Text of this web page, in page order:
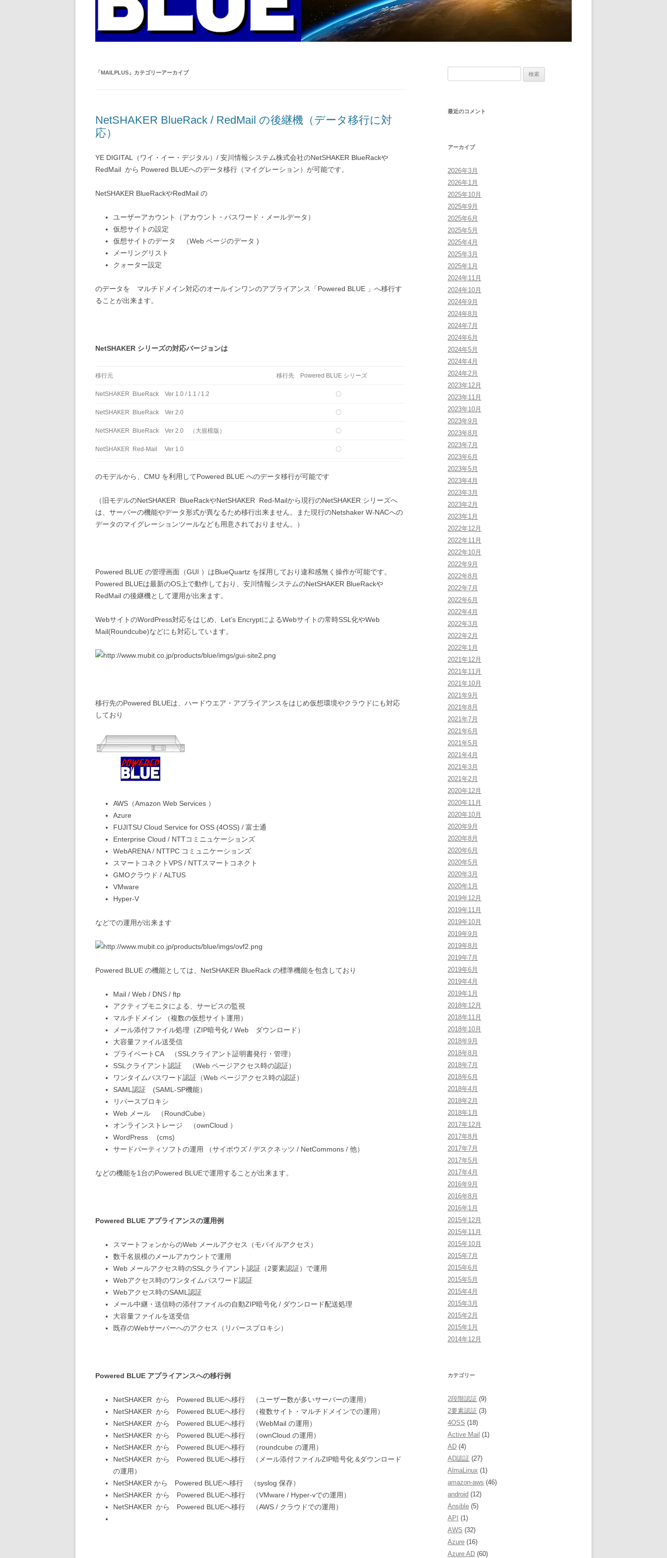
「MAILPLUS 」カテゴリーアーカイブ
NetSHAKER BlueRack / RedMail の後継機（データ移行に対
応）
YE DIGITAL（ワイ・イー・デジタル）/ 安川情報システム株式会社のNetSHAKER BlueRackや
RedMail から Powered BLUEへのデータ移行（マイグレーション）が可能です。
NetSHAKER BlueRackやRedMail の
ユーザーアカウント（アカウント・パスワード・メールデータ）
仮想サイトの設定
仮想サイトのデータ （Web ページのデータ )
メーリングリスト
クォーター設定
のデータを マルチドメイン対応のオールインワンのアプライアンス「Powered BLUE 」へ移行す
ることが出来ます。
NetSHAKER シリーズの対応バージョンは
移行元 移行先 Powered BLUE シリーズ
NetSHAKER BlueRack Ver 1.0 / 1.1 / 1.2 〇
NetSHAKER BlueRack Ver 2.0 〇
NetSHAKER BlueRack Ver 2.0 （大規模版） 〇
NetSHAKER Red-Mail Ver 1.0 〇
のモデルから、CMU を利用してPowered BLUE へのデータ移行が可能です
（旧モデルのNetSHAKER BlueRackやNetSHAKER Red-Mailから現行のNetSHAKER シリーズへ
は、サーバーの機能やデータ形式が異なるため移行出来ません。また現行のNetshaker W-NACへの
データのマイグレーションツールなども用意されておりません。）
Powered BLUE の管理画面（GUI ）はBlueQuartz を採用しており違和感無く操作が可能です。
Powered BLUEは最新のOS上で動作しており、安川情報システムのNetSHAKER BlueRackや
RedMail の後継機として運用が出来ます。
WebサイトのWordPress対応をはじめ、Let’s EncryptによるWebサイトの常時SSL化やWeb
Mail(Roundcube)などにも対応しています。
移行先のPowered BLUEは、ハードウエア・アプライアンスをはじめ仮想環境やクラウドにも対応
しており
AWS（Amazon Web Services ）
Azure
FUJITSU Cloud Service for OSS (4OSS) / 富士通
Enterprise Cloud / NTTコミニュケーションズ
WebARENA / NTTPC コミュニケーションズ
スマートコネクトVPS / NTTスマートコネクト
GMOクラウド / ALTUS
VMware
Hyper-V
などでの運用が出来ます
Powered BLUE の機能としては、NetSHAKER BlueRack の標準機能を包含しており
Mail / Web / DNS / ftp
アクティブモニタによる、サービスの監視
マルチドメイン （複数の仮想サイト運用）
メール添付ファイル処理（ZIP暗号化 / Web ダウンロード）
大容量ファイル送受信
プライベートCA （SSLクライアント証明書発行・管理）
SSLクライアント認証 （Web ページアクセス時の認証）
ワンタイムパスワード認証（Web ページアクセス時の認証）
SAML認証 (SAML-SP機能）
リバースプロキシ
Web メール （RoundCube）
オンラインストレージ （ownCloud ）
WordPress (cms)
サードパーティソフトの運用 （サイボウズ / デスクネッツ / NetCommons / 他）
などの機能を1台のPowered BLUEで運用することが出来ます。
Powered BLUE アプライアンスの運用例
スマートフォンからのWeb メールアクセス（モバイルアクセス）
数千名規模のメールアカウントで運用
Web メールアクセス時のSSLクライアント認証（2要素認証）で運用
Webアクセス時のワンタイムパスワード認証
Webアクセス時のSAML認証
メール中継・送信時の添付ファイルの自動ZIP暗号化 / ダウンロード配送処理
大容量ファイルを送受信
既存のWebサーバーへのアクセス（リバースプロキシ）
Powered BLUE アプライアンスへの移行例
NetSHAKER から Powered BLUEへ移行 （ユーザー数が多いサーバーの運用）
NetSHAKER から Powered BLUEへ移行 （複数サイト・マルチドメインでの運用）
NetSHAKER から Powered BLUEへ移行 （WebMail の運用）
NetSHAKER から Powered BLUEへ移行 （ownCloud の運用）
NetSHAKER から Powered BLUEへ移行 （roundcube の運用）
NetSHAKER から Powered BLUEへ移行 （メール添付ファイルZIP暗号化 &ダウンロード
の運用）
NetSHAKER から Powered BLUEへ移行 （syslog 保存）
NetSHAKER から Powered BLUEへ移行 （VMware / Hyper-vでの運用）
NetSHAKER から Powered BLUEへ移行 （AWS / クラウドでの運用）
最近のコメント
アーカイブ
2026年3月
2026年1月
2025年10月
2025年9月
2025年6月
2025年5月
2025年4月
2025年3月
2025年1月
2024年11月
2024年10月
2024年9月
2024年8月
2024年7月
2024年6月
2024年5月
2024年4月
2024年2月
2023年12月
2023年11月
2023年10月
2023年9月
2023年8月
2023年7月
2023年6月
2023年5月
2023年4月
2023年3月
2023年2月
2023年1月
2022年12月
2022年11月
2022年10月
2022年9月
2022年8月
2022年7月
2022年6月
2022年4月
2022年3月
2022年2月
2022年1月
2021年12月
2021年11月
2021年10月
2021年9月
2021年8月
2021年7月
2021年6月
2021年5月
2021年4月
2021年3月
2021年2月
2020年12月
2020年11月
2020年10月
2020年9月
2020年8月
2020年6月
2020年5月
2020年3月
2020年1月
2019年12月
2019年11月
2019年10月
2019年9月
2019年8月
2019年7月
2019年6月
2019年4月
2019年1月
2018年12月
2018年11月
2018年10月
2018年9月
2018年8月
2018年7月
2018年6月
2018年4月
2018年2月
2018年1月
2017年12月
2017年8月
2017年7月
2017年5月
2017年4月
2016年9月
2016年8月
2016年1月
2015年12月
2015年11月
2015年10月
2015年7月
2015年6月
2015年5月
2015年4月
2015年3月
2015年2月
2015年1月
2014年12月
カテゴリー
2段階認証 (9)
2要素認証 (3)
4OSS (18)
Active Mail (1)
AD (4)
AD認証 (27)
AlmaLinux (1)
amazon-aws (46)
android (12)
Ansible (5)
API (1)
AWS (32)
Azure (16)
Azure AD (60)